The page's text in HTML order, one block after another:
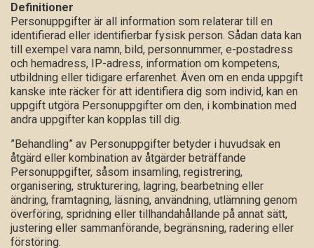
Definitioner
Personuppgifter är all information som relaterar till en
identifierad eller identifierbar fysisk person. Sådan data kan
till exempel vara namn, bild, personnummer, e-postadress
och hemadress, IP-adress, information om kompetens,
utbildning eller tidigare erfarenhet. Även om en enda uppgift
kanske inte räcker för att identifiera dig som individ, kan en
uppgift utgöra Personuppgifter om den, i kombination med
andra uppgifter kan kopplas till dig.
”Behandling” av Personuppgifter betyder i huvudsak en
åtgärd eller kombination av åtgärder beträffande
Personuppgifter, såsom insamling, registrering,
organisering, strukturering, lagring, bearbetning eller
ändring, framtagning, läsning, användning, utlämning genom
överföring, spridning eller tillhandahållande på annat sätt,
justering eller sammanförande, begränsning, radering eller
förstöring.